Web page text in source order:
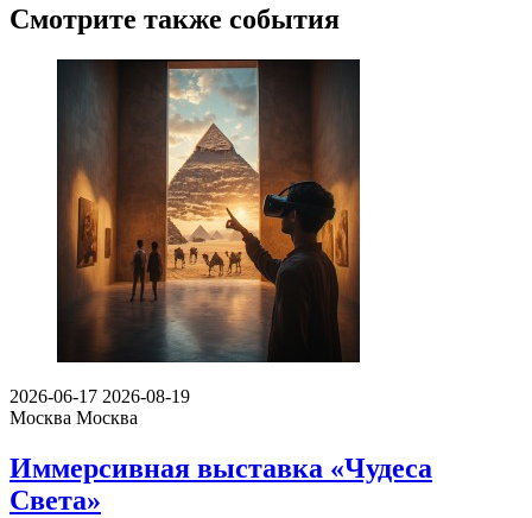
Смотрите также события
2026-06-17 2026-08-19
Москва Москва
Иммерсивная выставка «Чудеса
Света»